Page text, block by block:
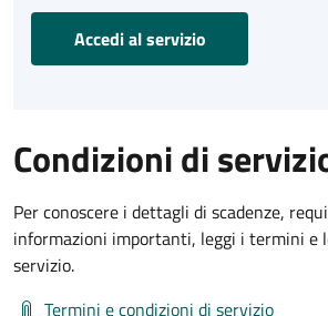
Accedi al servizio
Condizioni di
Per conoscere i dettagli di scadenze,
informazioni importanti, leggi i termini e
servizio.
Termini e condizioni di servizio